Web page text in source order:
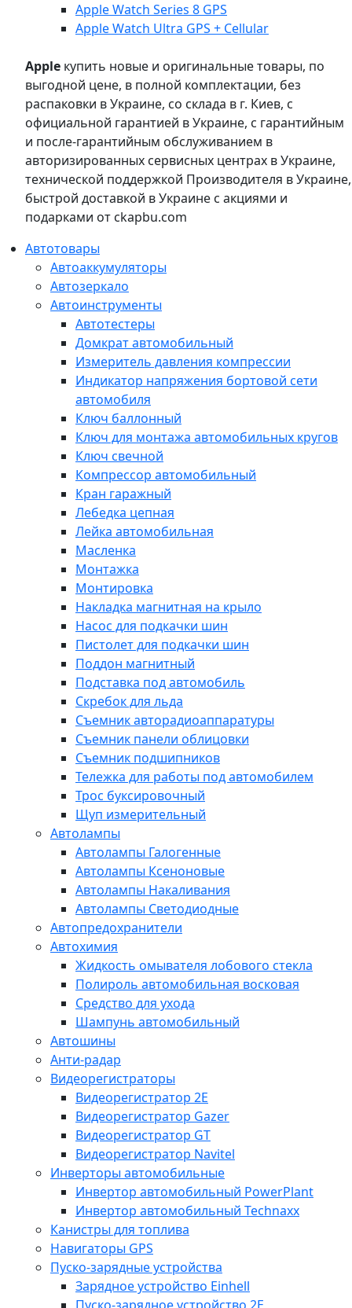
Apple Watch Series 8 GPS
Apple Watch Ultra GPS + Cellular
Apple купить новые и оригинальные товары, по
выгодной цене, в полной комплектации, без
распаковки в Украине, со склада в г. Киев, с
официальной гарантией в Украине, с гарантийным
и после-гарантийным обслуживанием в
авторизированных сервисных центрах в Украине,
технической поддержкой Производителя в Украине,
быстрой доставкой в Украине с акциями и
подарками от ckapbu.com
Автотовары
Автоаккумуляторы
Автозеркало
Автоинструменты
Автотестеры
Домкрат автомобильный
Измеритель давления компрессии
Индикатор напряжения бортовой сети
автомобиля
Ключ баллонный
Ключ для монтажа автомобильных кругов
Ключ свечной
Компрессор автомобильный
Кран гаражный
Лебедка цепная
Лейка автомобильная
Масленка
Монтажка
Монтировка
Накладка магнитная на крыло
Насос для подкачки шин
Пистолет для подкачки шин
Поддон магнитный
Подставка под автомобиль
Скребок для льда
Съемник авторадиоаппаратуры
Съемник панели облицовки
Съемник подшипников
Тележка для работы под автомобилем
Трос буксировочный
Щуп измерительный
Автолампы
Автолампы Галогенные
Автолампы Ксеноновые
Автолампы Накаливания
Автолампы Светодиодные
Автопредохранители
Автохимия
Жидкость омывателя лобового стекла
Полироль автомобильная восковая
Средство для ухода
Шампунь автомобильный
Автошины
Анти-радар
Видеорегистраторы
Видеорегистратор 2E
Видеорегистратор Gazer
Видеорегистратор GT
Видеорегистратор Navitel
Инверторы автомобильные
Инвертор автомобильный PowerPlant
Инвертор автомобильный Technaxx
Канистры для топлива
Навигаторы GPS
Пуско-зарядные устройства
Зарядное устройство Einhell